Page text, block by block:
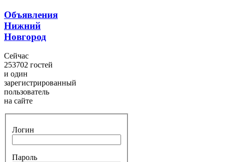
Объявления
Нижний
Новгород
Сейчас
253702 гостей
и один
зарегистрированный
пользователь
на сайте
Логин
Пароль